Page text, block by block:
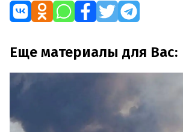
Еще материалы для Вас: